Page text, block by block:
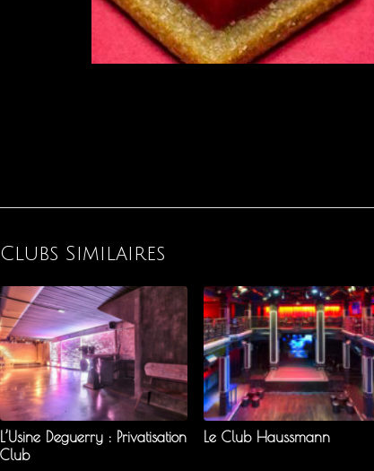
Clubs Similaires
L’Usine Deguerry : Privatisation
Club
Le Club Haussmann